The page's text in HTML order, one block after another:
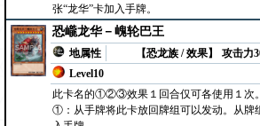
张“龙华”卡加入手牌。
恐巄龙华－㟴轮巴王
地属性
【恐龙族 / 效果】
Level10
攻击力
此卡名的①②③效果１回合仅可各使用１次。
①：从手牌将此卡放回牌组可以发动。从牌